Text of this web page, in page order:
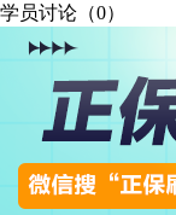
学员讨论（0）